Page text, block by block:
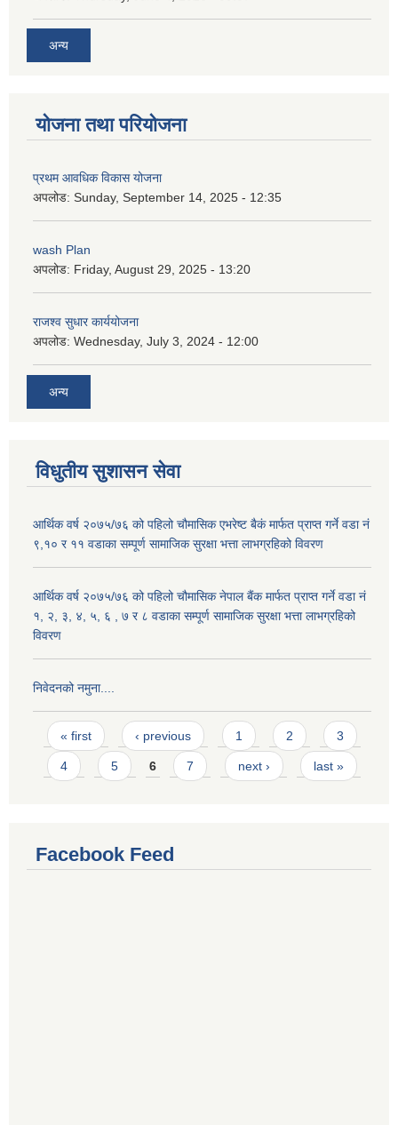
अन्य
योजना तथा परियोजना
प्रथम आवधिक विकास योजना
अपलोड: Sunday, September 14, 2025 - 12:35
wash Plan
अपलोड: Friday, August 29, 2025 - 13:20
राजश्व सुधार कार्ययोजना
अपलोड: Wednesday, July 3, 2024 - 12:00
अन्य
विधुतीय सुशासन सेवा
आर्थिक वर्ष २०७५/७६ को पहिलो चौमासिक एभरेष्ट बैकं मार्फत प्राप्त गर्ने वडा नं
९,१० र ११ वडाका सम्पूर्ण सामाजिक सुरक्षा भत्ता लाभग्रहिको विवरण
आर्थिक वर्ष २०७५/७६ को पहिलो चौमासिक नेपाल बैंक मार्फत प्राप्त गर्ने वडा नं
१, २, ३, ४, ५, ६ , ७ र ८ वडाका सम्पूर्ण सामाजिक सुरक्षा भत्ता लाभग्रहिको
विवरण
निवेदनको नमुना....
Pages
« first ‹ previous 1 2 3
4 5 6 7 next › last »
Facebook Feed